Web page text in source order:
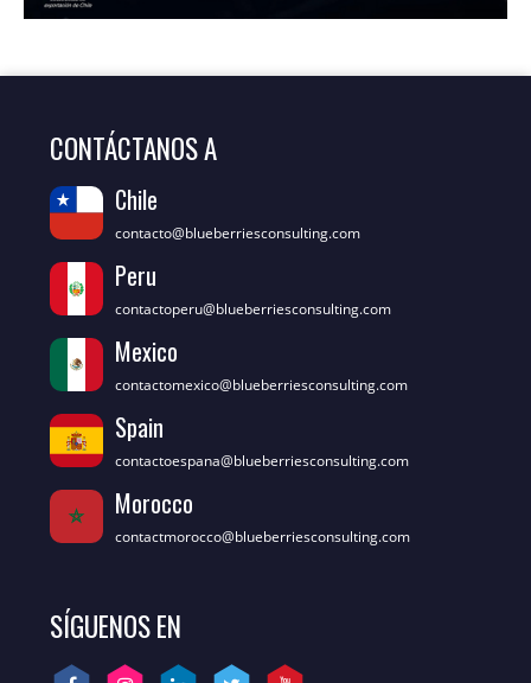
CONTÁCTANOS A
Chile
contacto@blueberriesconsulting.com
Peru
contactoperu@blueberriesconsulting.com
Mexico
contactomexico@blueberriesconsulting.com
Spain
contactoespana@blueberriesconsulting.com
Morocco
contactmorocco@blueberriesconsulting.com
SÍGUENOS EN